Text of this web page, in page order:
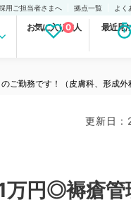
用ご担当者さまへ 拠点一覧 よく
お気に入り求人
0 最近見
勤務です！（皮膚科、形成外
更新日 :
万円◎褥瘡